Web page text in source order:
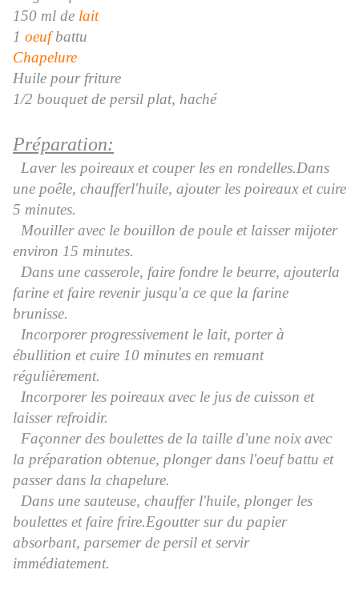
150 ml de lait
1 oeufbattu
Chapelure
Huile pour friture
1/2 bouquet de persil plat, haché
Préparation:
Laver les poireaux et couper les en rondelles.Dans
une poêle, chaufferl'huile, ajouter les poireaux et cuire
5 minutes.
Mouiller avec le bouillon de poule et laisser mijoter
environ 15 minutes.
Dans une casserole, faire fondre le beurre, ajouterla
farine et faire revenir jusqu'a ce que la farine
brunisse.
Incorporer progressivement le lait, porter à
ébullition et cuire 10 minutes en remuant
régulièrement.
Incorporer les poireaux avec le jus de cuisson et
laisser refroidir.
Façonner des boulettes de la taille d'une noix avec
la préparation obtenue, plonger dans l'oeuf battu et
passer dans la chapelure.
Dans une sauteuse, chauffer l'huile, plonger les
boulettes et faire frire.Egoutter sur du papier
absorbant, parsemer de persil et servir
immédiatement.